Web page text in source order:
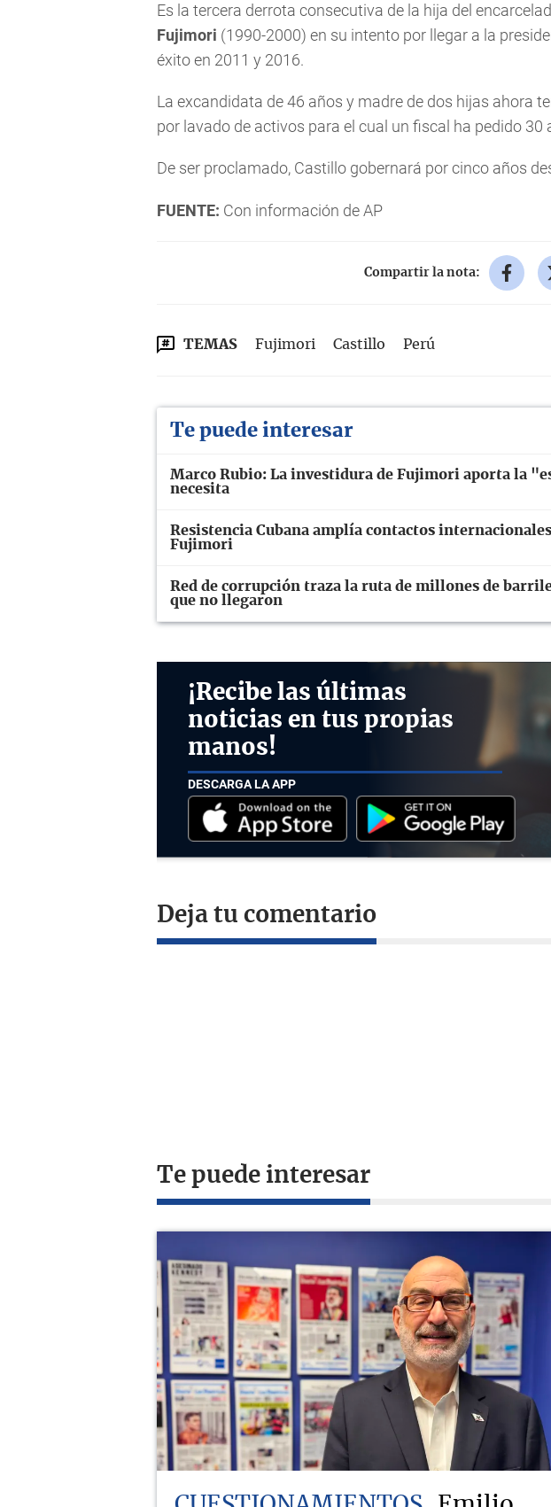
Es la tercera derrota consecutiva de la hija del
Fujimori (1990-2000) en su intento por llegar a la
éxito en 2011 y 2016.
La excandidata de 46 años y madre de dos hijas ahora
por lavado de activos para el cual un fiscal ha pedido 30
De ser proclamado, Castillo gobernará por cinco años
FUENTE: Con información de AP
Compartir la nota:
TEMAS Fujimori Castillo Perú
Te puede interesar
Marco Rubio: La investidura de Fujimori aporta la
necesita
Resistencia Cubana amplía contactos
Fujimori
Red de corrupción traza la ruta de millones de
que no llegaron
¡Recibe las últimas
noticias en tus propias
manos!
DESCARGA LA APP
Deja tu comentario
Te puede interesar